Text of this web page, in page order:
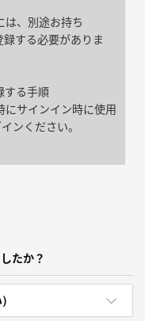
は、別途お持ち
録する必要がありま
する手順
サインイン時に使用
ンください。
たか？
)